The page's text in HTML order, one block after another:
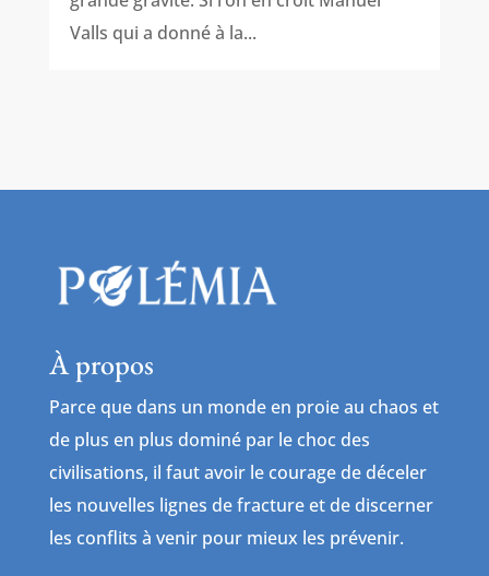
Valls qui a donné à la...
À propos
Parce que dans un monde en proie au chaos et
de plus en plus dominé par le choc des
civilisations, il faut avoir le courage de déceler
les nouvelles lignes de fracture et de discerner
les conflits à venir pour mieux les prévenir.